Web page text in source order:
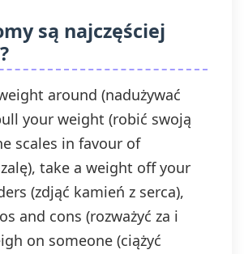
są najczęściej
around (nadużywać
your weight (robić swoją
scales in favour of
take a weight off your
(zdjąć kamień z serca),
and cons (rozważyć za i
on someone (ciążyć